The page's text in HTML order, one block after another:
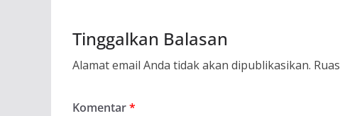
Tinggalkan Balasan
Alamat email Anda tidak akan dipublikasikan.
Komentar*